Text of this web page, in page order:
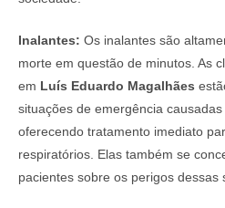
Inalantes: Os inalantes são
morte em questão de minutos. As
em Luís Eduardo Magalhães
situações de emergência
oferecendo tratamento imediato
respiratórios. Elas também se
pacientes sobre os perigos dessas